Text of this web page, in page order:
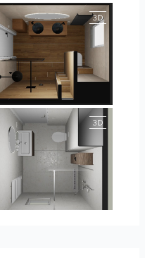
25-5018 bnr. 100
23-030409 bnr. 10